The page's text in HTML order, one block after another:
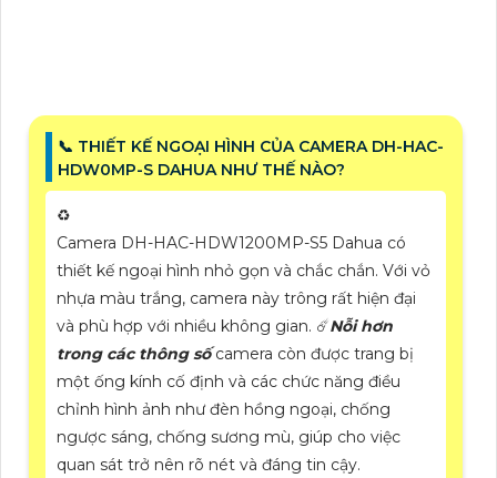
📞 THIẾT KẾ NGOẠI HÌNH CỦA CAMERA DH-HAC-
HDW0MP-S DAHUA NHƯ THẾ NÀO?
♻️
Camera DH-HAC-HDW1200MP-S5 Dahua có
thiết kế ngoại hình nhỏ gọn và chắc chắn. Với vỏ
nhựa màu trắng, camera này trông rất hiện đại
và phù hợp với nhiều không gian. ☄️Nỗi hơn
trong các thông sốcamera còn được trang bị
một ống kính cố định và các chức năng điều
chỉnh hình ảnh như đèn hồng ngoại, chống
ngược sáng, chống sương mù, giúp cho việc
quan sát trở nên rõ nét và đáng tin cậy.